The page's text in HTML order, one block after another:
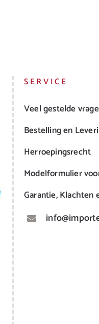
SERVICE
Veel gestelde
Bestelling en
Herroepingsrecht
Modelformulier
Garantie, Klachten